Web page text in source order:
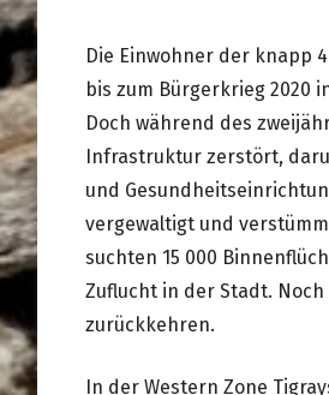
Die Einwohner der knapp
bis zum Bürgerkrieg 2020
Doch während des
Infrastruktur zerstört,
und
vergewaltigt und
suchten 15 000
Zuflucht in der Stadt.
zurückkehren.
In der Western Zone